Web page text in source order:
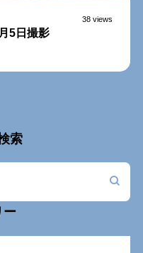
38 views
5日撮影
索
ー